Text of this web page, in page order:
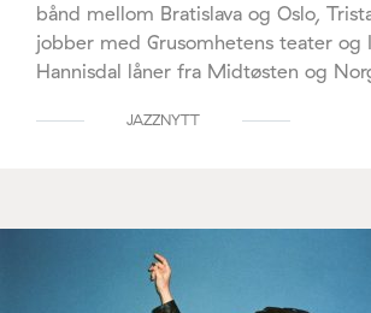
bånd mellom Bratislava og Oslo,
jobber med Grusomhetens teater og
Hannisdal låner fra Midtøsten og
JAZZNYTT